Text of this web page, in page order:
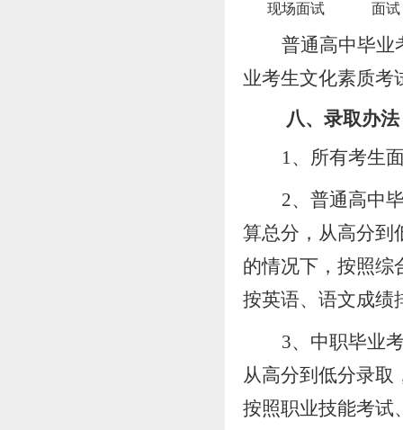
现场面试 面试
普通高中毕业
业考生文化素质考
八、录取办法
1、所有考生
2、 普通高中
算总分，从高分到
的情况下，按照综
按英语、语文成绩
3、 中职毕业
从高分到低分录取
按照职业技能考试